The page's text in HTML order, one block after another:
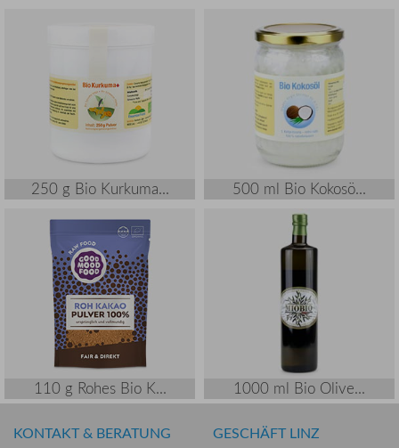
250 g Bio Kurkuma... 500 ml Bio Kokosö...
110 g Rohes Bio K... 1000 ml Bio Olive...
KONTAKT & BERATUNG GESCHÄFT LINZ